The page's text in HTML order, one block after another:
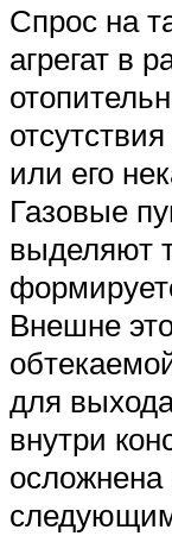
Спрос на
агрегат в
или его
Газовые
выделяют
Внешне
для
внутри
осложнена